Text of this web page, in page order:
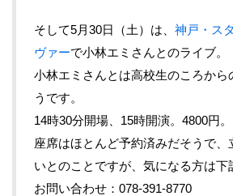
そして5月30日（土）は、 神戸・ス
ヴァーで小林エミさんとのライブ。
小林エミさんとは高校生のころから
うです。
14時30分開場、15時開演。4800円。
座席はほとんど予約済みだそうで、
いとのことですが、気になる方は下
お問い合わせ：078-391-8770